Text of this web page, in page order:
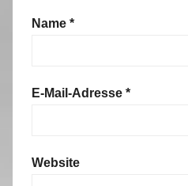
Name *
E-Mail-Adresse *
Website